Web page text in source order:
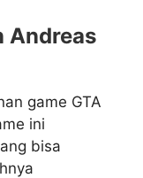
Andreas
game GTA
ini
bisa